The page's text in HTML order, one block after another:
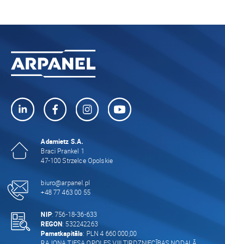
Adamietz S.A.
Braci Prankel 1
47-100 Strzelce Opolskie
biuro@arpanel.pl
+48 77 463 00 55
NIP: 756-18-36-633
REGON: 532242263
Pamatkapitāls: PLN 4 660 000,00